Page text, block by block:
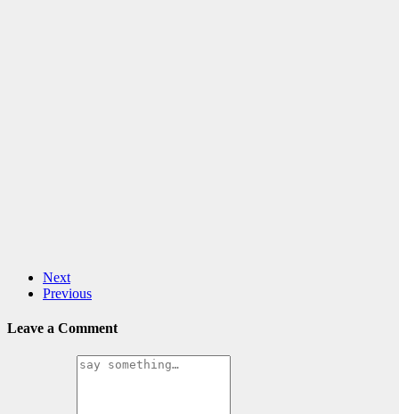
Next
Previous
Leave a Comment